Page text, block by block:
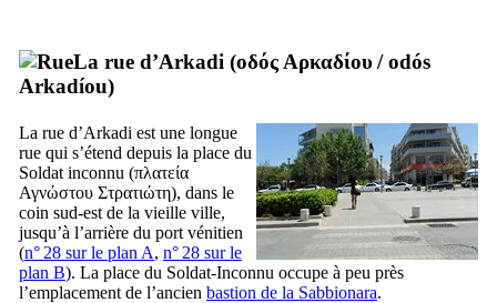
La rue d’Arkadi (οδός Αρκαδίου/odós
Arkadíou)
La rue d’Arkadi est une longue
rue qui s’étend depuis la place du
Soldat inconnu (πλατεία
Αγνώστου Στρατιώτη), dans le
coin sud-est de la vieille ville,
jusqu’à l’arrière du port vénitien
(n° 28 sur le plan A, n° 28 sur le
plan B). La place du Soldat-Inconnu occupe à peu près
l’emplacement de l’ancien bastion de la Sabbionara.